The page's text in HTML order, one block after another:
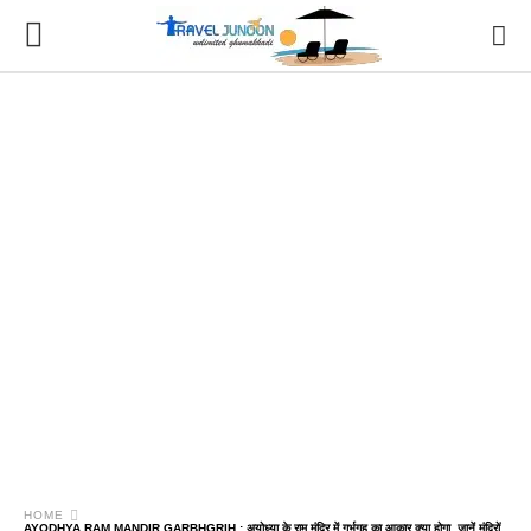
HOME
AYODHYA RAM MANDIR GARBHGRIH : अयोध्या के राम मंदिर में गर्भगृह का आकार क्या होगा, जानें मंदिरों